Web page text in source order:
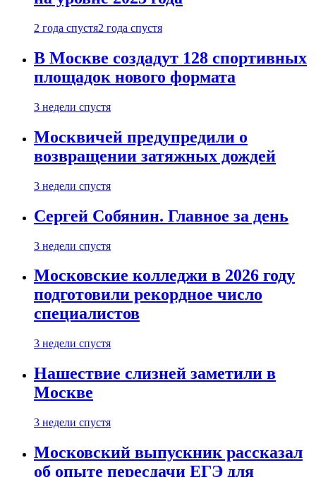
2 года спустя2 года спустя
В Москве создадут 128 спортивных
площадок нового формата
3 недели спустя
Москвичей предупредили о
возвращении затяжных дождей
3 недели спустя
Сергей Собянин. Главное за день
3 недели спустя
Московские колледжи в 2026 году
подготовили рекордное число
специалистов
3 недели спустя
Нашествие слизней заметили в
Москве
3 недели спустя
Московский выпускник рассказал
об опыте пересдачи ЕГЭ для